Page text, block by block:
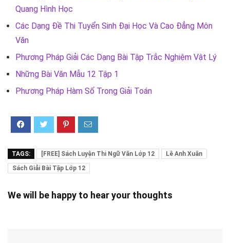
Quang Hình Học
Các Dạng Đề Thi Tuyển Sinh Đại Học Và Cao Đẳng Môn
Văn
Phương Pháp Giải Các Dạng Bài Tập Trắc Nghiệm Vật Lý
Những Bài Văn Mẫu 12 Tập 1
Phương Pháp Hàm Số Trong Giải Toán
TAGS: [FREE] Sách Luyện Thi Ngữ Văn Lớp 12
Lê Anh Xuân
Sách Giải Bài Tập Lớp 12
We will be happy to hear your thoughts